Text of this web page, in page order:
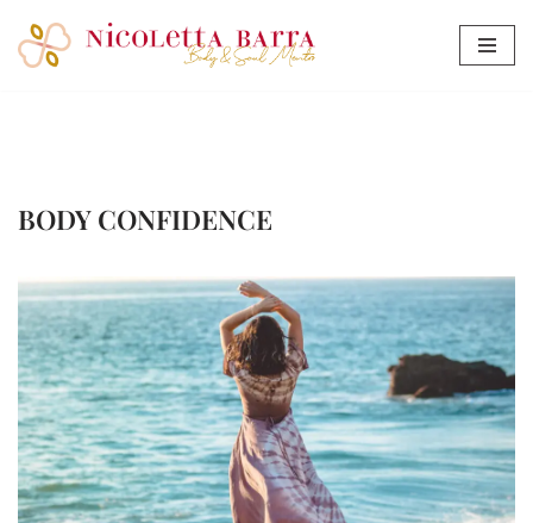
Vai
BODY CONFIDENCE